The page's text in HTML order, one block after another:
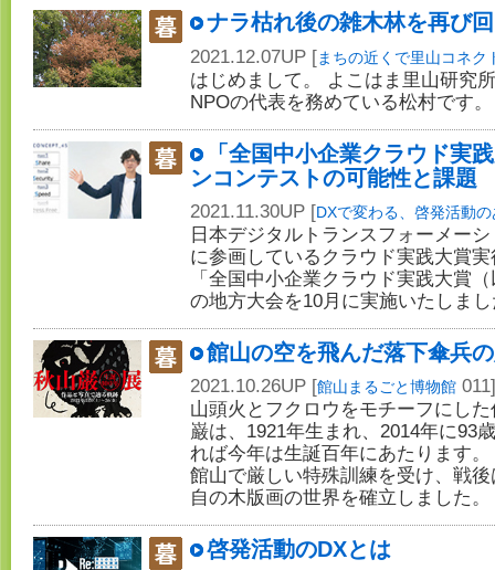
ナラ枯れ後の雑木林を再び
2021.12.07UP [まちの近くで里山コネク
はじめまして。 よこはま里山研究
NPOの代表を務めている松村です
「全国中小企業クラウド実
ンコンテストの可能性と課題
2021.11.30UP [DXで変わる、啓発活動
日本デジタルトランスフォーメー
に参画しているクラウド実践大賞
「全国中小企業クラウド実践大賞
の地方大会を10月に実施いたしま
館山の空を飛んだ落下傘兵
2021.10.26UP [館山まるごと博物館
山頭火とフクロウをモチーフにし
巌は、1921年生まれ、2014年に93
れば今年は生誕百年にあたります
館山で厳しい特殊訓練を受け、戦
自の木版画の世界を確立しました。
啓発活動のDXとは